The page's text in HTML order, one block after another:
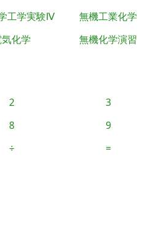
工学実験Ⅳ 無機工業化学
化学 無機化学演習
2 3
8 9
÷ =